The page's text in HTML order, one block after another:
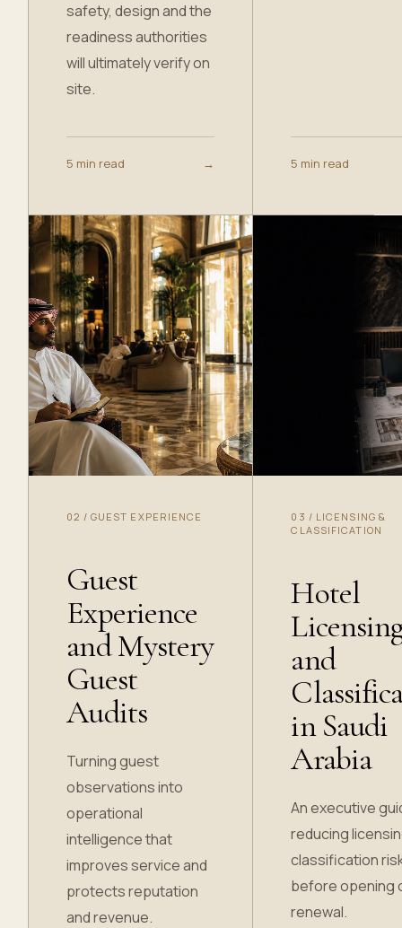
safety, design and the
readiness authorities
will ultimately verify on
site.
5 min read → 5 min read
02 / GUEST EXPERIENCE
Guest
Experience
and Mystery
Guest
Audits
Turning guest
observations into
operational
intelligence that
improves service and
protects reputation
and revenue.
03 / LICENSING &
CLASSIFICATION
Hotel
and
in Saudi
Arabia
An executive
reducing
classification
before opening
renewal.